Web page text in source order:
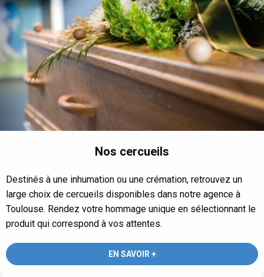
Nos cercueils
Destinés à une inhumation ou une crémation, retrouvez un
large choix de cercueils disponibles dans notre agence à
Toulouse. Rendez votre hommage unique en sélectionnant le
produit qui correspond à vos attentes.
EN SAVOIR +